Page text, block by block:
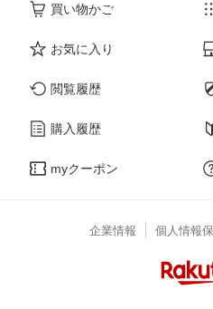
買い物かご
お気に入り
閲覧履歴
購入履歴
myクーポン
企業情報 個人情報